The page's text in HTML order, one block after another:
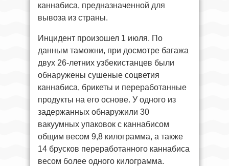
каннабиса, предназначенной для
вывоза из страны.
Инцидент произошел 1 июля. По
данным таможни, при досмотре багажа
двух 26-летних узбекистанцев были
обнаружены сушеные соцветия
каннабиса, брикеты и переработанные
продукты на его основе. У одного из
задержанных обнаружили 30
вакуумных упаковок с каннабисом
общим весом 9,8 килограмма, а также
14 брусков переработанного каннабиса
весом более одного килограмма.